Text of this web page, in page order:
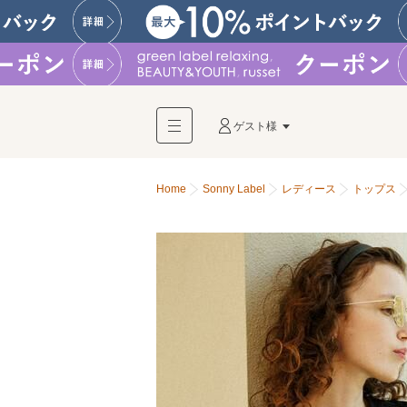
ゲスト様
Home Sonny Label レディース トップス